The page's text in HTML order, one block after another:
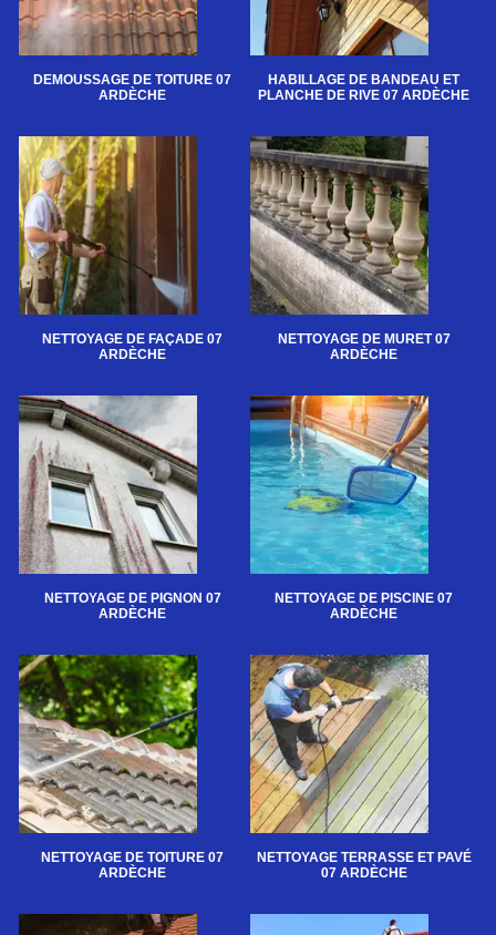
DEMOUSSAGE DE TOITURE 07
ARDÈCHE
HABILLAGE DE BANDEAU ET
PLANCHE DE RIVE 07 ARDÈCHE
NETTOYAGE DE FAÇADE 07
ARDÈCHE
NETTOYAGE DE MURET 07
ARDÈCHE
NETTOYAGE DE PIGNON 07
ARDÈCHE
NETTOYAGE DE PISCINE 07
ARDÈCHE
NETTOYAGE DE TOITURE 07
ARDÈCHE
NETTOYAGE TERRASSE ET PAVÉ
07 ARDÈCHE